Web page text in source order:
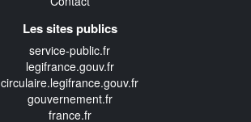
Les sites publics
service-public.fr
legifrance.gouv.fr
circulaire.legifrance.gouv.fr
gouvernement.fr
france.fr